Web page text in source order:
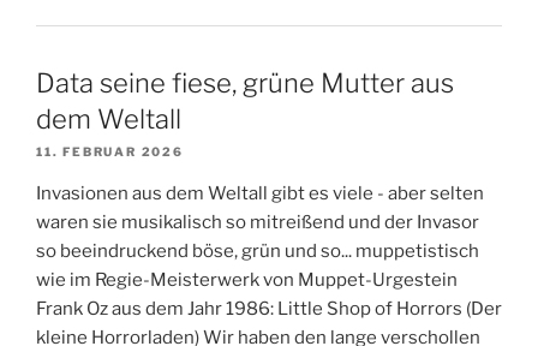
Data seine fiese, grüne Mutter aus
dem Weltall
11. FEBRUAR 2026
Invasionen aus dem Weltall gibt es viele - aber selten
waren sie musikalisch so mitreißend und der Invasor
so beeindruckend böse, grün und so... muppetistisch
wie im Regie-Meisterwerk von Muppet-Urgestein
Frank Oz aus dem Jahr 1986: Little Shop of Horrors (Der
kleine Horrorladen) Wir haben den lange verschollen